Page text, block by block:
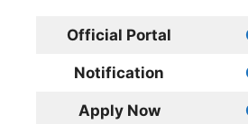
Official Portal
Notification
Apply Now